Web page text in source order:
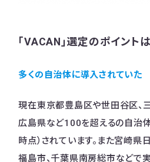
「VACAN」選定のポイント
多くの自治体に導入されていた
現在東京都豊島区や世田谷区、
広島県など100を超えるの自治
時点）されています。また宮崎県
福島市、千葉県南房総市などで